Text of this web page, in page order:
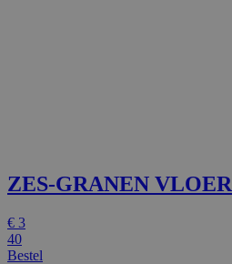
ZES-GRANEN VLOER
€ 3
40
Bestel